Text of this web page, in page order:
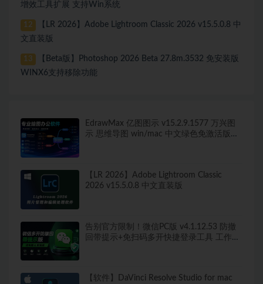
增效工具扩展 支持Win系统
12
【LR 2026】Adobe Lightroom Classic 2026 v15.5.0.8 中
文直装版
13
【Beta版】Photoshop 2026 Beta 27.8m.3532 免安装版
WINX6支持移除功能
EdrawMax 亿图图示 v15.2.9.1577 万兴图
示 思维导图 win/mac 中文绿色免激活版
【LR 2026】Adobe Lightroom Classic
2026 v15.5.0.8 中文直装版
告别官方限制！微信PC版 v4.1.12.53 防撤
回带提示+免扫码多开快捷登录工具 工作生
【软件】DaVinci Resolve Studio for mac